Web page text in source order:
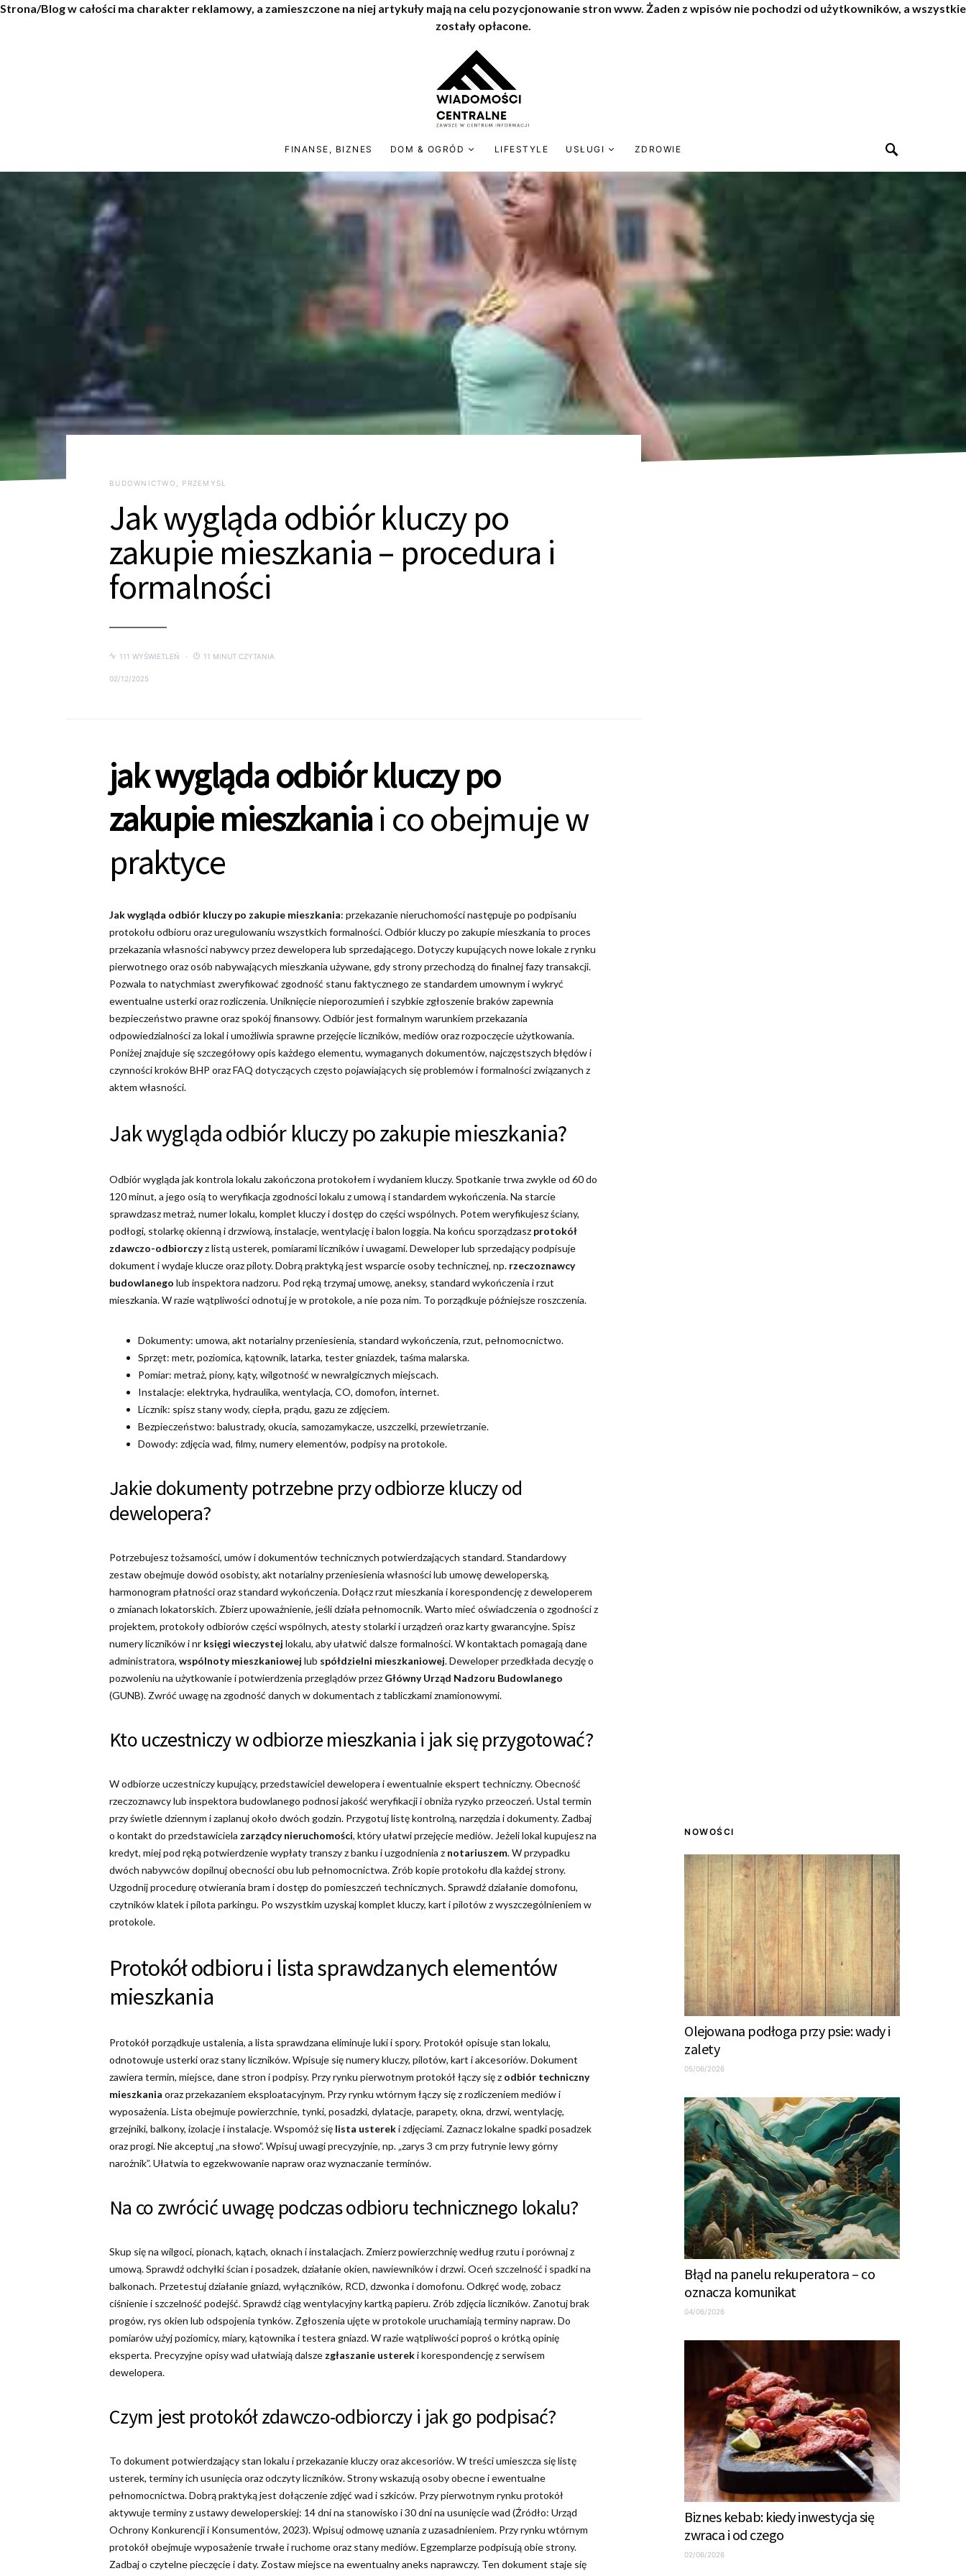
Strona/Blog w całości ma charakter reklamowy, a zamieszczone na niej artykuły mają na celu pozycjonowanie stron www. Żaden z wpisów nie pochodzi od użytkowników, a wszystkie
zostały opłacone.
FINANSE, BIZNES DOM & OGRÓD LIFESTYLE USŁUGI ZDROWIE
BUDOWNICTWO, PRZEMYSŁ
Jak wygląda odbiór kluczy po
zakupie mieszkania – procedura i
formalności
111 WYŚWIETLEŃ 11 MINUT CZYTANIA
02/12/2025
jak wygląda odbiór kluczy po
zakupie mieszkaniai co obejmuje w
praktyce
Jak wygląda odbiór kluczy po zakupie mieszkania: przekazanie nieruchomości następuje po podpisaniu
protokołu odbioru oraz uregulowaniu wszystkich formalności. Odbiór kluczy po zakupie mieszkania to proces
przekazania własności nabywcy przez dewelopera lub sprzedającego. Dotyczy kupujących nowe lokale z rynku
pierwotnego oraz osób nabywających mieszkania używane, gdy strony przechodzą do finalnej fazy transakcji.
Pozwala to natychmiast zweryfikować zgodność stanu faktycznego ze standardem umownym i wykryć
ewentualne usterki oraz rozliczenia. Uniknięcie nieporozumień i szybkie zgłoszenie braków zapewnia
bezpieczeństwo prawne oraz spokój finansowy. Odbiór jest formalnym warunkiem przekazania
odpowiedzialności za lokal i umożliwia sprawne przejęcie liczników, mediów oraz rozpoczęcie użytkowania.
Poniżej znajduje się szczegółowy opis każdego elementu, wymaganych dokumentów, najczęstszych błędów i
czynności kroków BHP oraz FAQ dotyczących często pojawiających się problemów i formalności związanych z
aktem własności.
Jak wygląda odbiór kluczy po zakupie mieszkania?
Odbiór wygląda jak kontrola lokalu zakończona protokołem i wydaniem kluczy. Spotkanie trwa zwykle od 60 do
120 minut, a jego osią to weryfikacja zgodności lokalu z umową i standardem wykończenia. Na starcie
sprawdzasz metraż, numer lokalu, komplet kluczy i dostęp do części wspólnych. Potem weryfikujesz ściany,
podłogi, stolarkę okienną i drzwiową, instalacje, wentylację i balon loggia. Na końcu sporządzasz protokół
zdawczo-odbiorczyz listą usterek, pomiarami liczników i uwagami. Deweloper lub sprzedający podpisuje
dokument i wydaje klucze oraz piloty. Dobrą praktyką jest wsparcie osoby technicznej, np. rzeczoznawcy
budowlanego lub inspektora nadzoru. Pod ręką trzymaj umowę, aneksy, standard wykończenia i rzut
mieszkania. W razie wątpliwości odnotuj je w protokole, a nie poza nim. To porządkuje późniejsze roszczenia.
Dokumenty: umowa, akt notarialny przeniesienia, standard wykończenia, rzut, pełnomocnictwo.
Sprzęt: metr, poziomica, kątownik, latarka, tester gniazdek, taśma malarska.
Pomiar: metraż, piony, kąty, wilgotność w newralgicznych miejscach.
Instalacje: elektryka, hydraulika, wentylacja, CO, domofon, internet.
Licznik: spisz stany wody, ciepła, prądu, gazu ze zdjęciem.
Bezpieczeństwo: balustrady, okucia, samozamykacze, uszczelki, przewietrzanie.
Dowody: zdjęcia wad, filmy, numery elementów, podpisy na protokole.
Jakie dokumenty potrzebne przy odbiorze kluczy od
dewelopera?
Potrzebujesz tożsamości, umów i dokumentów technicznych potwierdzających standard. Standardowy
zestaw obejmuje dowód osobisty, akt notarialny przeniesienia własności lub umowę deweloperską,
harmonogram płatności oraz standard wykończenia. Dołącz rzut mieszkania i korespondencję z deweloperem
o zmianach lokatorskich. Zbierz upoważnienie, jeśli działa pełnomocnik. Warto mieć oświadczenia o zgodności z
projektem, protokoły odbiorów części wspólnych, atesty stolarki i urządzeń oraz karty gwarancyjne. Spisz
numery liczników i nr księgi wieczystej lokalu, aby ułatwić dalsze formalności. W kontaktach pomagają dane
administratora, wspólnoty mieszkaniowej lub spółdzielni mieszkaniowej. Deweloper przedkłada decyzję o
pozwoleniu na użytkowanie i potwierdzenia przeglądów przez Główny Urząd Nadzoru Budowlanego
(GUNB). Zwróć uwagę na zgodność danych w dokumentach z tabliczkami znamionowymi.
Kto uczestniczy w odbiorze mieszkania i jak się przygotować?
W odbiorze uczestniczy kupujący, przedstawiciel dewelopera i ewentualnie ekspert techniczny. Obecność
rzeczoznawcy lub inspektora budowlanego podnosi jakość weryfikacji i obniża ryzyko przeoczeń. Ustal termin
przy świetle dziennym i zaplanuj około dwóch godzin. Przygotuj listę kontrolną, narzędzia i dokumenty. Zadbaj
o kontakt do przedstawiciela zarządcy nieruchomości, który ułatwi przejęcie mediów. Jeżeli lokal kupujesz na
kredyt, miej pod ręką potwierdzenie wypłaty transzy z banku i uzgodnienia z notariuszem. W przypadku
dwóch nabywców dopilnuj obecności obu lub pełnomocnictwa. Zrób kopie protokołu dla każdej strony.
Uzgodnij procedurę otwierania bram i dostęp do pomieszczeń technicznych. Sprawdź działanie domofonu,
czytników klatek i pilota parkingu. Po wszystkim uzyskaj komplet kluczy, kart i pilotów z wyszczególnieniem w
protokole.
Protokół odbioru i lista sprawdzanych elementów
mieszkania
Protokół porządkuje ustalenia, a lista sprawdzana eliminuje luki i spory. Protokół opisuje stan lokalu,
odnotowuje usterki oraz stany liczników. Wpisuje się numery kluczy, pilotów, kart i akcesoriów. Dokument
zawiera termin, miejsce, dane stron i podpisy. Przy rynku pierwotnym protokół łączy się z odbiór techniczny
mieszkania oraz przekazaniem eksploatacyjnym. Przy rynku wtórnym łączy się z rozliczeniem mediów i
wyposażenia. Lista obejmuje powierzchnie, tynki, posadzki, dylatacje, parapety, okna, drzwi, wentylację,
grzejniki, balkony, izolacje i instalacje. Wspomóż się lista ustereki zdjęciami. Zaznacz lokalne spadki posadzek
oraz progi. Nie akceptuj „na słowo”. Wpisuj uwagi precyzyjnie, np. „zarys 3 cm przy futrynie lewy górny
narożnik”. Ułatwia to egzekwowanie napraw oraz wyznaczanie terminów.
Na co zwrócić uwagę podczas odbioru technicznego lokalu?
Skup się na wilgoci, pionach, kątach, oknach i instalacjach. Zmierz powierzchnię według rzutu i porównaj z
umową. Sprawdź odchyłki ścian i posadzek, działanie okien, nawiewników i drzwi. Oceń szczelność i spadki na
balkonach. Przetestuj działanie gniazd, wyłączników, RCD, dzwonka i domofonu. Odkręć wodę, zobacz
ciśnienie i szczelność podejść. Sprawdź ciąg wentylacyjny kartką papieru. Zrób zdjęcia liczników. Zanotuj brak
progów, rys okien lub odspojenia tynków. Zgłoszenia ujęte w protokole uruchamiają terminy napraw. Do
pomiarów użyj poziomicy, miary, kątownika i testera gniazd. W razie wątpliwości poproś o krótką opinię
eksperta. Precyzyjne opisy wad ułatwiają dalsze zgłaszanie ustereki korespondencję z serwisem
dewelopera.
Czym jest protokół zdawczo-odbiorczy i jak go podpisać?
To dokument potwierdzający stan lokalu i przekazanie kluczy oraz akcesoriów. W treści umieszcza się listę
usterek, terminy ich usunięcia oraz odczyty liczników. Strony wskazują osoby obecne i ewentualne
pełnomocnictwa. Dobrą praktyką jest dołączenie zdjęć wad i szkiców. Przy pierwotnym rynku protokół
aktywuje terminy z ustawy deweloperskiej: 14 dni na stanowisko i 30 dni na usunięcie wad (Źródło: Urząd
Ochrony Konkurencji i Konsumentów, 2023). Wpisuj odmowę uznania z uzasadnieniem. Przy rynku wtórnym
protokół obejmuje wyposażenie trwałe i ruchome oraz stany mediów. Egzemplarze podpisują obie strony.
Zadbaj o czytelne pieczęcie i daty. Zostaw miejsce na ewentualny aneks naprawczy. Ten dokument staje się
NOWOŚCI
Olejowana podłoga przy psie: wady i
zalety
05/06/2026
Błąd na panelu rekuperatora – co
oznacza komunikat
04/06/2026
Biznes kebab: kiedy inwestycja się
zwraca i od czego
02/06/2026